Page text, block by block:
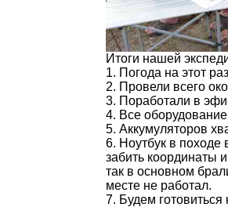
Итоги нашей
1. Погода на этот
2. Провели всего
3. Поработали в
4. Все
5. Аккумуляторов
6. Ноутбук в
забить координаты
так в основном
месте не работал.
7. Будем